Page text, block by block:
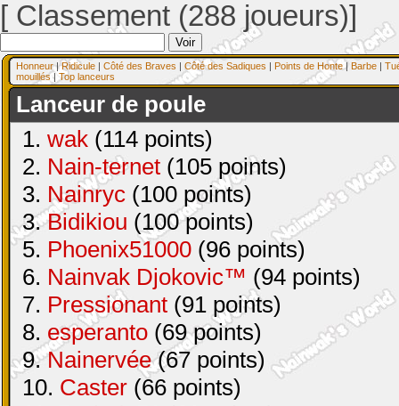
[ Classement (288 joueurs)]
Honneur|Ridicule | Côté des Braves | Côté des Sadiques | Points de Honte| Barbe |
mouillés| Top lanceurs
Lanceur de poule
1. wak (114 points)
2. Nain-ternet (105 points)
3. Nainryc (100 points)
3.Bidikiou (100 points)
5. Phoenix51000 (96 points)
6. Nainvak Djokovic™ (94 points)
7. Pressionant (91 points)
8. esperanto (69 points)
9.Nainervée(67 points)
10. Caster (66 points)